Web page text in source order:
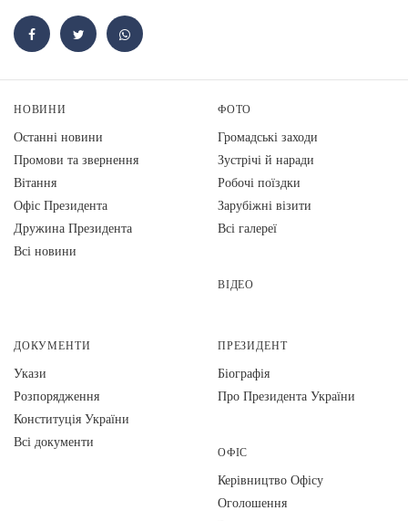
НОВИНИ
Останні новини
Промови та звернення
Вiтання
Офіс Президента
Дружина Президента
Всі новини
ФОТО
Громадські заходи
Зустрічі й наради
Робочі поїздки
Зарубіжні візити
Всі галереї
ВІДЕО
ДОКУМЕНТИ
Укази
Розпорядження
Конституція України
Всі документи
ПРЕЗИДЕНТ
Біографія
Про Президента України
ОФІС
Керівництво Офісу
Оголошення